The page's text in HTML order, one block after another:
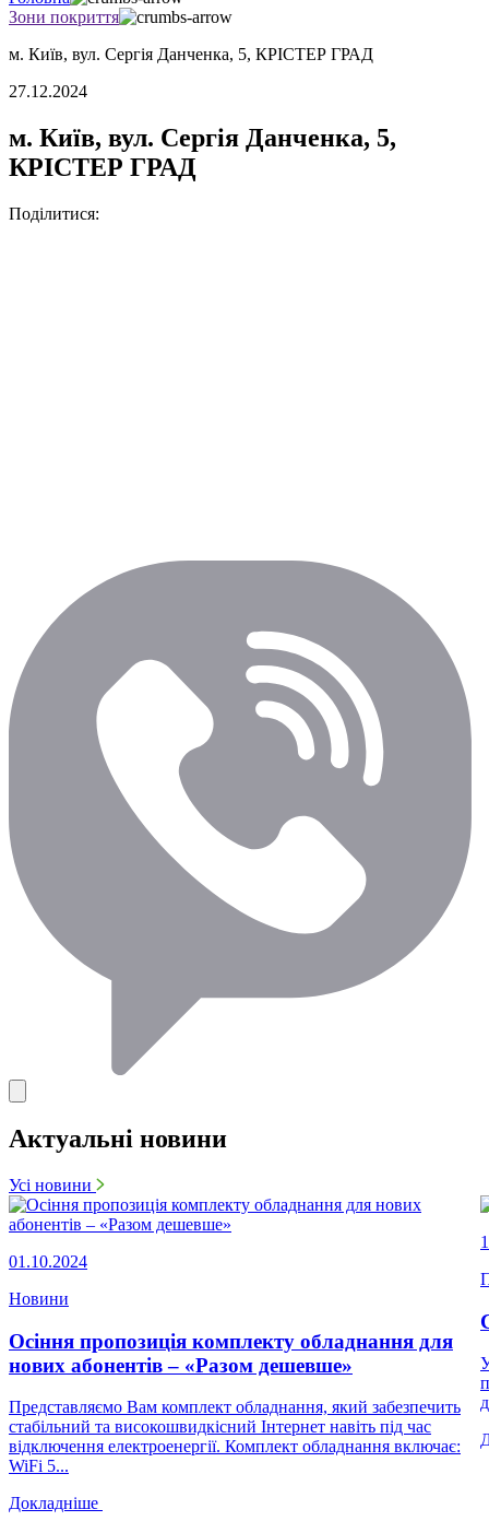
Зони покриття
м. Київ, вул. Сергія Данченка, 5, КРІСТЕР ГРАД
27.12.2024
м. Київ, вул. Сергія Данченка, 5,
КРІСТЕР ГРАД
Поділитися:
Актуальні новини
Усі новини
01.10.2024
Новини
Осіння пропозиція комплекту обладнання для
нових абонентів – «Разом дешевше»
Представляємо Вам комплект обладнання, який забезпечить
стабільний та високошвидкісний Інтернет навіть під час
відключення електроенергії. Комплект обладнання включає:
WiFi 5...
Докладніше